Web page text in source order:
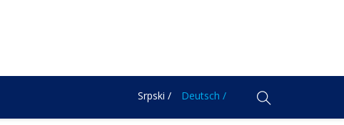
Srpski / Deutsch /